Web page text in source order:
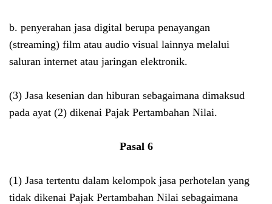
b. penyerahan jasa digital berupa penayangan
(streaming) film atau audio visual lainnya melalui
saluran internet atau jaringan elektronik.
(3) Jasa kesenian dan hiburan sebagaimana dimaksud
pada ayat (2) dikenai Pajak Pertambahan Nilai.
Pasal 6
(1) Jasa tertentu dalam kelompok jasa perhotelan yang
tidak dikenai Pajak Pertambahan Nilai sebagaimana